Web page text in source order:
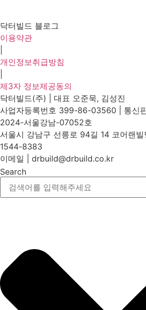
닥터빌드 블로그
이용약관
개인정보취급방침
제3자 정보제공동의
닥터빌드(주) | 대표 오준묵, 김성진
사업자등록번호 399-86-03560 | 통신
2024-서울강남-07052호
서울시 강남구 선릉로 94길 14 코어랜
1544-8383
이메일 | drbuild@drbuild.co.kr
Search